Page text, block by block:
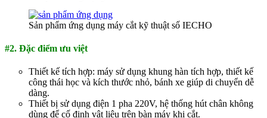
Sản phẩm ứng dụng máy cắt kỹ thuật số IECHO
#2. Đặc điểm ưu việt
Thiết kế tích hợp: máy sử dụng khung hàn tích hợp, thiết kế
công thái học và kích thước nhỏ, bánh xe giúp di chuyển dễ
dàng.
Thiết bị sử dụng điện 1 pha 220V, hệ thống hút chân không
dùng để cố định vật liệu trên bàn máy khi cắt.